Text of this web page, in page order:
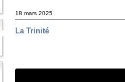
18 mars 2025
La Trinité